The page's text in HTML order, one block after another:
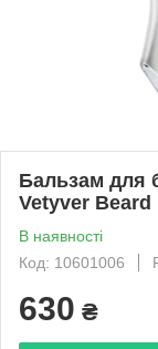
Бальзам для
Vetyver Beard
В наявності
Код: 10601006
630 ₴